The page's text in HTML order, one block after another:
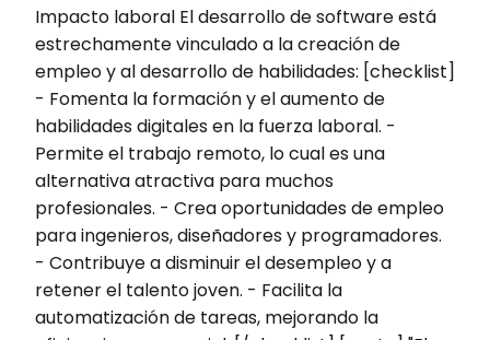
Impacto laboral El desarrollo de software está
estrechamente vinculado a la creación de
empleo y al desarrollo de habilidades: [checklist]
- Fomenta la formación y el aumento de
habilidades digitales en la fuerza laboral. -
Permite el trabajo remoto, lo cual es una
alternativa atractiva para muchos
profesionales. - Crea oportunidades de empleo
para ingenieros, diseñadores y programadores.
- Contribuye a disminuir el desempleo y a
retener el talento joven. - Facilita la
automatización de tareas, mejorando la